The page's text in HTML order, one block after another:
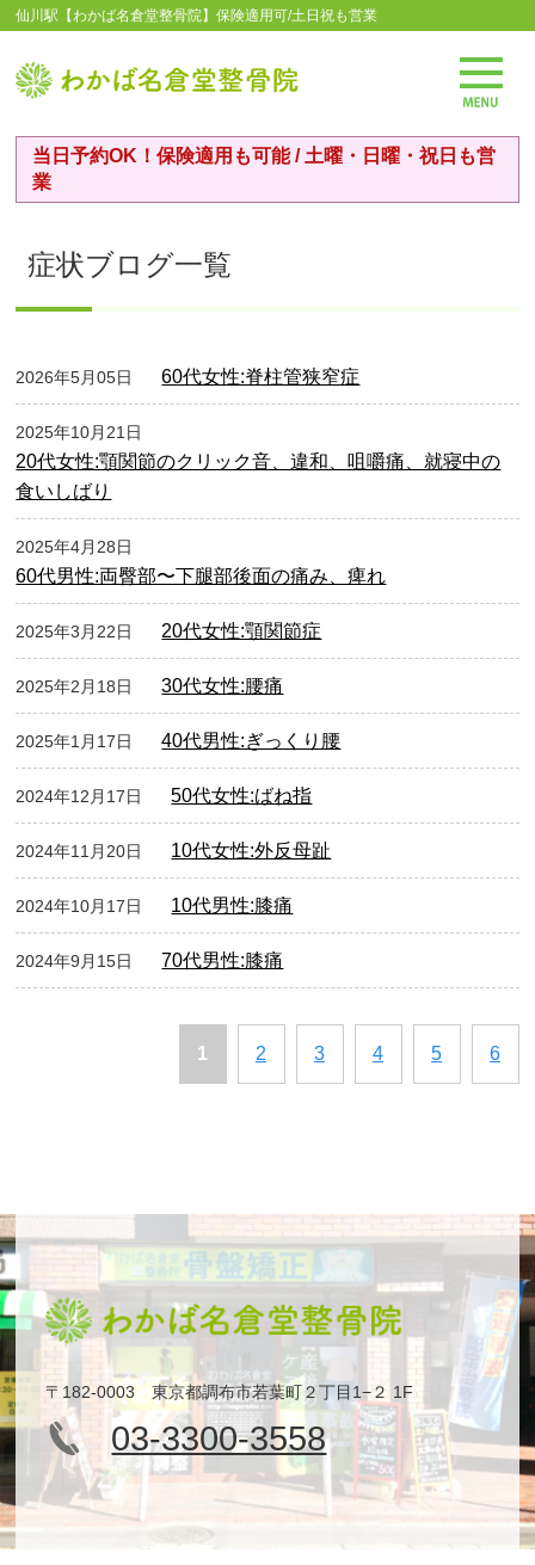
仙川駅【わかば名倉堂整骨院】保険適用可/土日祝も営業
当日予約OK！保険適用も可能 / 土曜・日曜・祝日も営
業
症状ブログ一覧
2026年5月05日 60代女性:脊柱管狭窄症
2025年10月21日
20代女性:顎関節のクリック音、違和、咀嚼痛、就寝中の
食いしばり
2025年4月28日
60代男性:両臀部〜下腿部後面の痛み、痺れ
2025年3月22日 20代女性:顎関節症
2025年2月18日 30代女性:腰痛
2025年1月17日 40代男性:ぎっくり腰
2024年12月17日 50代女性:ばね指
2024年11月20日 10代女性:外反母趾
2024年10月17日 10代男性:膝痛
2024年9月15日 70代男性:膝痛
1 2 3 4 5 6
〒182-0003 東京都調布市若葉町２丁目1−２ 1F
03-3300-3558